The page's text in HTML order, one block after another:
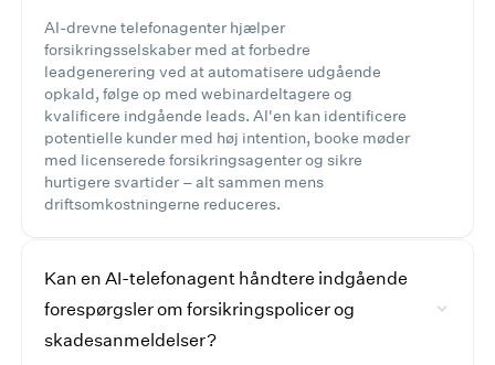
AI-drevne telefonagenter hjælper
forsikringsselskaber med at forbedre
leadgenerering ved at automatisere udgående
opkald, følge op med webinardeltagere og
kvalificere indgående leads. AI'en kan identificere
potentielle kunder med høj intention, booke møder
med licenserede forsikringsagenter og sikre
hurtigere svartider – alt sammen mens
driftsomkostningerne reduceres.
Kan en AI-telefonagent håndtere indgående
forespørgsler om forsikringspolicer og
skadesanmeldelser?